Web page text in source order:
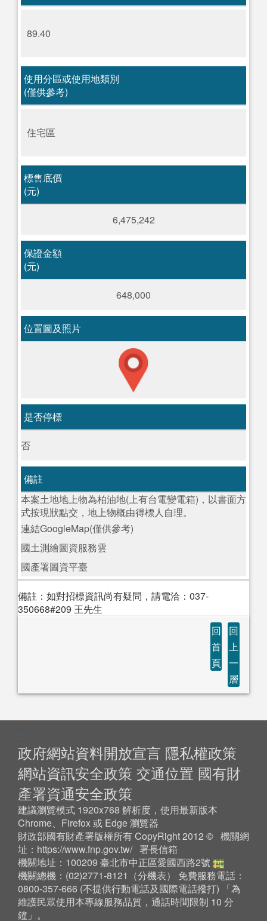
89.40
使用分區或使用地類別
(僅供參考)
住宅區
標售底價
(元)
6,475,242
保證金額
(元)
648,000
位置圖及照片
是否停標
否
備註
本案土地地上物為柏油地(上有台電變電箱)，以書面方
式按現狀點交，地上物概由得標人自理。
連結GoogleMap(僅供參考)
國土測繪圖資服務雲
國產署圖資平臺
備註：如對招標資訊尚有疑問，請電洽：037-
350668#209 王先生
回
首
頁
回
上
一
層
:::
政府網站資料開放宣言 隱私權政策
網站資訊安全政策 交通位置 國有財
產署資通安全政策
建議瀏覽模式 1920x768 解析度，使用最新版本
Chrome、Firefox 或 Edge 瀏覽器
財政部國有財產署版權所有 CopyRight 2012 © 機關網
址： https://www.fnp.gov.tw/ 署長信箱
機關地址：100209 臺北市中正區愛國西路2號
機關總機：(02)2771-8121（分機表） 免費服務電話：
0800-357-666 (不提供行動電話及國際電話撥打) 「為
維護民眾使用本專線服務品質，通話時間限制 10 分
鐘」。